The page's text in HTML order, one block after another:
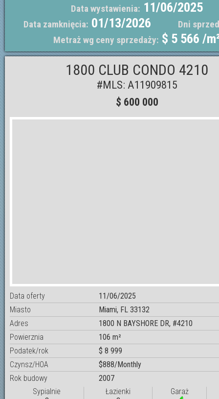
Data wystawienia: 11/06/2025
Data zamknięcia: 01/13/2026
Dni
Metraż wg ceny sprzedaży: $ 5 566 /
1800 CLUB CONDO 4210
#MLS: A11909815
$ 600 000
Data oferty
11/06/2025
Miasto
Miami, FL 33132
Adres
1800 N BAYSHORE DR, #4210
Powierznia
106 m²
Podatek/rok
$ 8 999
Czynsz/HOA
$888/Monthly
Rok budowy
2007
Sypialnie
Łazienki
Garaż